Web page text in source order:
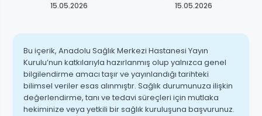
15.05.2026
15.05.2026
Bu içerik, Anadolu Sağlık Merkezi Hastanesi Yayın
Kurulu’nun katkılarıyla hazırlanmış olup yalnızca genel
bilgilendirme amacı taşır ve yayınlandığı tarihteki
bilimsel veriler esas alınmıştır. Sağlık durumunuza ilişkin
değerlendirme, tanı ve tedavi süreçleri için mutlaka
hekiminize veya yetkili bir sağlık kuruluşuna başvurunuz.